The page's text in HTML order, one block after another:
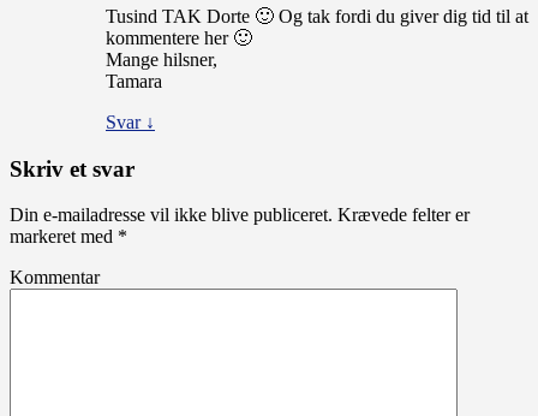
Tusind TAK Dorte 🙂 Og tak fordi du giver dig tid til at
kommentere her 🙂
Mange hilsner,
Tamara
Svar ↓
Skriv et svar
Din e-mailadresse vil ikke blive publiceret. Krævede felter er
markeret med *
Kommentar